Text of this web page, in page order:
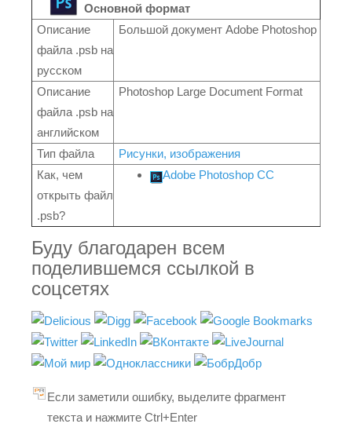
Основной формат
Описание
файла .psb на
русском
Большой документ Adobe Photoshop
Описание
файла .psb на
английском
Photoshop Large Document Format
Тип файла
Рисунки, изображения
Как, чем
открыть файл
.psb?
Adobe Photoshop CC
Буду благодарен всем
поделившемся ссылкой в
соцсетях
Если заметили ошибку, выделите фрагмент
текста и нажмите Ctrl+Enter